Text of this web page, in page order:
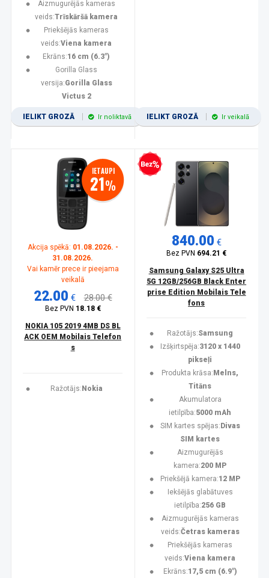
Aizmugurējās kameras
veids:Trīskāršā kamera
Priekšējās kameras
veids:Viena kamera
Ekrāns:16 cm (6.3")
Gorilla Glass
versija:Gorilla Glass
Victus 2
IELIKT GROZĀ Ir noliktavā IELIKT GROZĀ Ir veikalā
IETAUPI
21%
Akcija spēkā: 01.08.2026. -
31.08.2026.
Vai kamēr prece ir pieejama
veikalā
22.00 € 28.00 €
Bez PVN 18.18 €
NOKIA 105 2019 4MB DS BL
ACK OEM Mobilais Telefon
s
Ražotājs: Nokia
Bezprocentu kredīts
840.00 €
Bez PVN 694.21 €
Samsung Galaxy S25 Ultra
5G 12GB/256GB Black Enter
prise Edition Mobilais Tele
fons
Ražotājs:Samsung
Izšķirtspēja:3120 x 1440
pikseļi
Produkta krāsa: Melns,
Titāns
Akumulatora
ietilpība:5000 mAh
SIM kartes spējas: Divas
SIM kartes
Aizmugurējās
kamera:200 MP
Priekšējā kamera:12 MP
Iekšējās glabātuves
ietilpība:256 GB
Aizmugurējās kameras
veids:Četras kameras
Priekšējās kameras
veids:Viena kamera
Ekrāns:17,5 cm (6.9")